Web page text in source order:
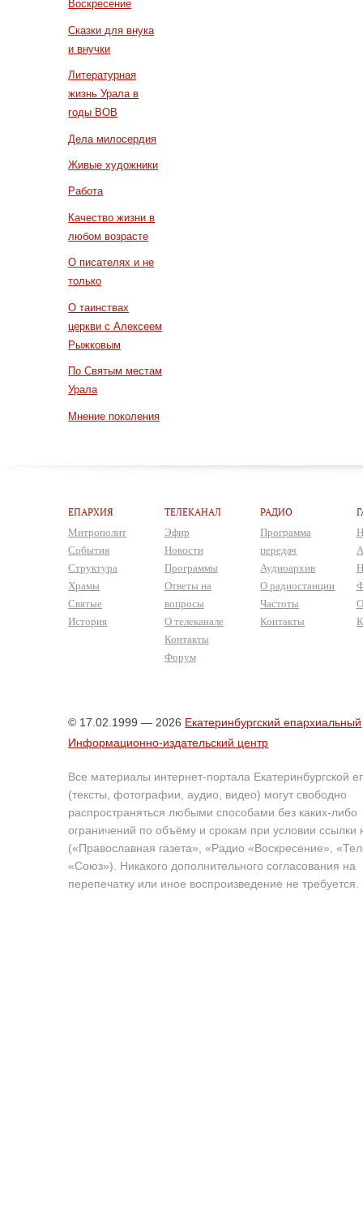
Воскресение
Сказки для внука
и внучки
Литературная
жизнь Урала в
годы ВОВ
Дела милосердия
Живые художники
Работа
Качество жизни в
любом возрасте
О писателях и не
только
О таинствах
церкви с Алексеем
Рыжковым
По Святым местам
Урала
Мнение поколения
ЕПАРХИЯ
Митрополит
События
Структура
Храмы
Святые
История
ТЕЛЕКАНАЛ
Эфир
Новости
Программы
Ответы на
вопросы
О телеканале
Контакты
Форум
РАДИО
Программа
передач
Аудиоархив
О радиостанции
Частоты
Контакты
© 17.02.1999 — 2026 Екатеринбургский епархиальный
Информационно-издательский центр
Все материалы интернет-портала Екатеринбургской
(тексты, фотографии, аудио, видео) могут свободно
распространяться любыми способами без каких-либо
ограничений по объёму и срокам при условии ссылки
(«Православная газета», «Радио «Воскресение»,
«Союз»). Никакого дополнительного согласования на
перепечатку или иное воспроизведение не требуется.